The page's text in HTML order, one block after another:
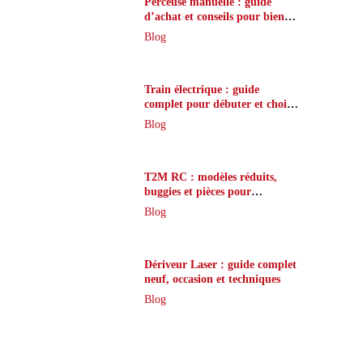
d’achat et conseils pour bien
choisir
Blog
Train électrique : guide
complet pour débuter et choisir
son modèle
Blog
T2M RC : modèles réduits,
buggies et pièces pour
passionnés
Blog
Dériveur Laser : guide complet
neuf, occasion et techniques
Blog